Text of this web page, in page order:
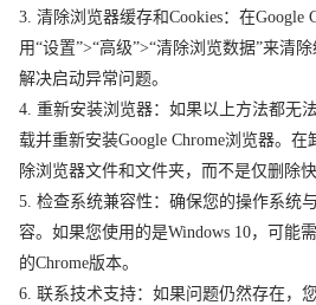
3. 清除浏览器缓存和Cookies：在Google
用“设置”>“高级”>“清除浏览数据”来清
解决启动异常问题。
4. 重新安装浏览器：如果以上方法都无
载并重新安装Google Chrome浏览器。
除浏览器文件和文件夹，而不是仅删除快
5. 检查系统兼容性：确保您的操作系统
容。如果您使用的是Windows 10，可能
的Chrome版本。
6. 联系技术支持：如果问题仍然存在，